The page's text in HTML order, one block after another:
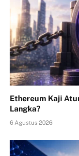
Ethereum Kaji
Langka?
6 Agustus 2026